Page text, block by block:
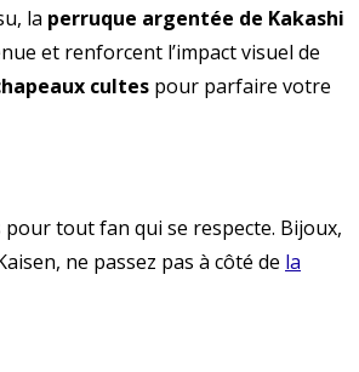
la perruque argentée de Kakashi
et renforcent l’impact visuel de
cultes pour parfaire votre
tout fan qui se respecte. Bijoux,
ne passez pas à côté de la